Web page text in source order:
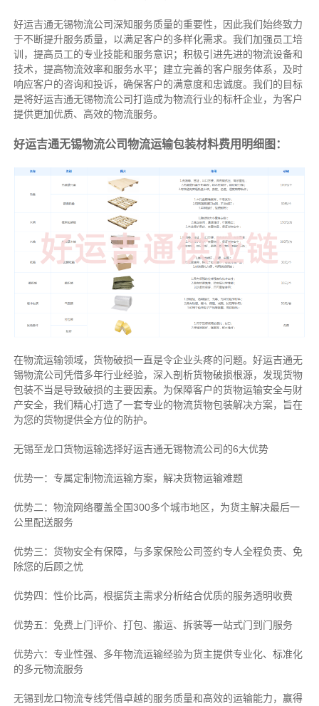
好运吉通无锡物流公司深知服务质量的重要性，因此我们始终致力
于不断提升服务质量，以满足客户的多样化需求。我们加强员工培
训，提高员工的专业技能和服务意识；积极引进先进的物流设备和
技术，提高物流效率和服务水平；建立完善的客户服务体系，及时
响应客户的咨询和投诉，确保客户的满意度和忠诚度。我们的目标
是将好运吉通无锡物流公司打造成为物流行业的标杆企业，为客户
提供更加优质、高效的物流服务。
好运吉通无锡物流公司物流运输包装材料费用明细图：
在物流运输领域，货物破损一直是令企业头疼的问题。好运吉通无
锡物流公司凭借多年行业经验，深入剖析货物破损根源，发现货物
包装不当是导致破损的主要因素。为保障客户的货物运输安全与财
产安全，我们精心打造了一套专业的物流货物包装解决方案，旨在
为您的货物提供全方位的防护。
无锡至龙口货物运输选择好运吉通无锡物流公司的6大优势
优势一：专属定制物流运输方案，解决货物运输难题
优势二：物流网络覆盖全国300多个城市地区，为货主解决最后一
公里配送服务
优势三：货物安全有保障，与多家保险公司签约专人全程负责、免
除您的后顾之忧
优势四：性价比高，根据货主需求分析结合优质的服务透明收费
优势五：免费上门评价、打包、搬运、拆装等一站式门到门服务
优势六：专业性强、多年物流运输经验为货主提供专业化、标准化
的多元物流服务
无锡到龙口物流专线凭借卓越的服务质量和高效的运输能力，赢得